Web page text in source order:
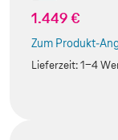
1.449 €
Zum Produkt-
(Der Link wird in
Lieferzeit:1-4